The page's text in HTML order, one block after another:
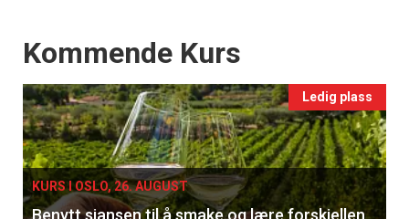
Events
Kommende Kurs
Ledig plass
KURS I OSLO, 26. AUGUST
Benytt sjansen til å smake og lære forskjellen